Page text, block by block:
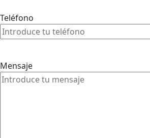
Teléfono
Mensaje